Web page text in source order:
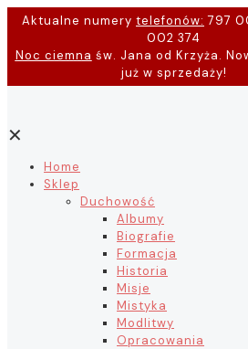
Aktualne numery telefonów: 797
002 374
Noc ciemna św. Jana od Krzyża.
już w sprzedaży!
✕
Home
Sklep
Duchowość
Albumy
Biografie
Formacja
Historia
Misje
Mistyka
Modlitwy
Opracowania